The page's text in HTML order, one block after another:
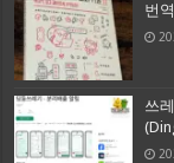
번
쓰